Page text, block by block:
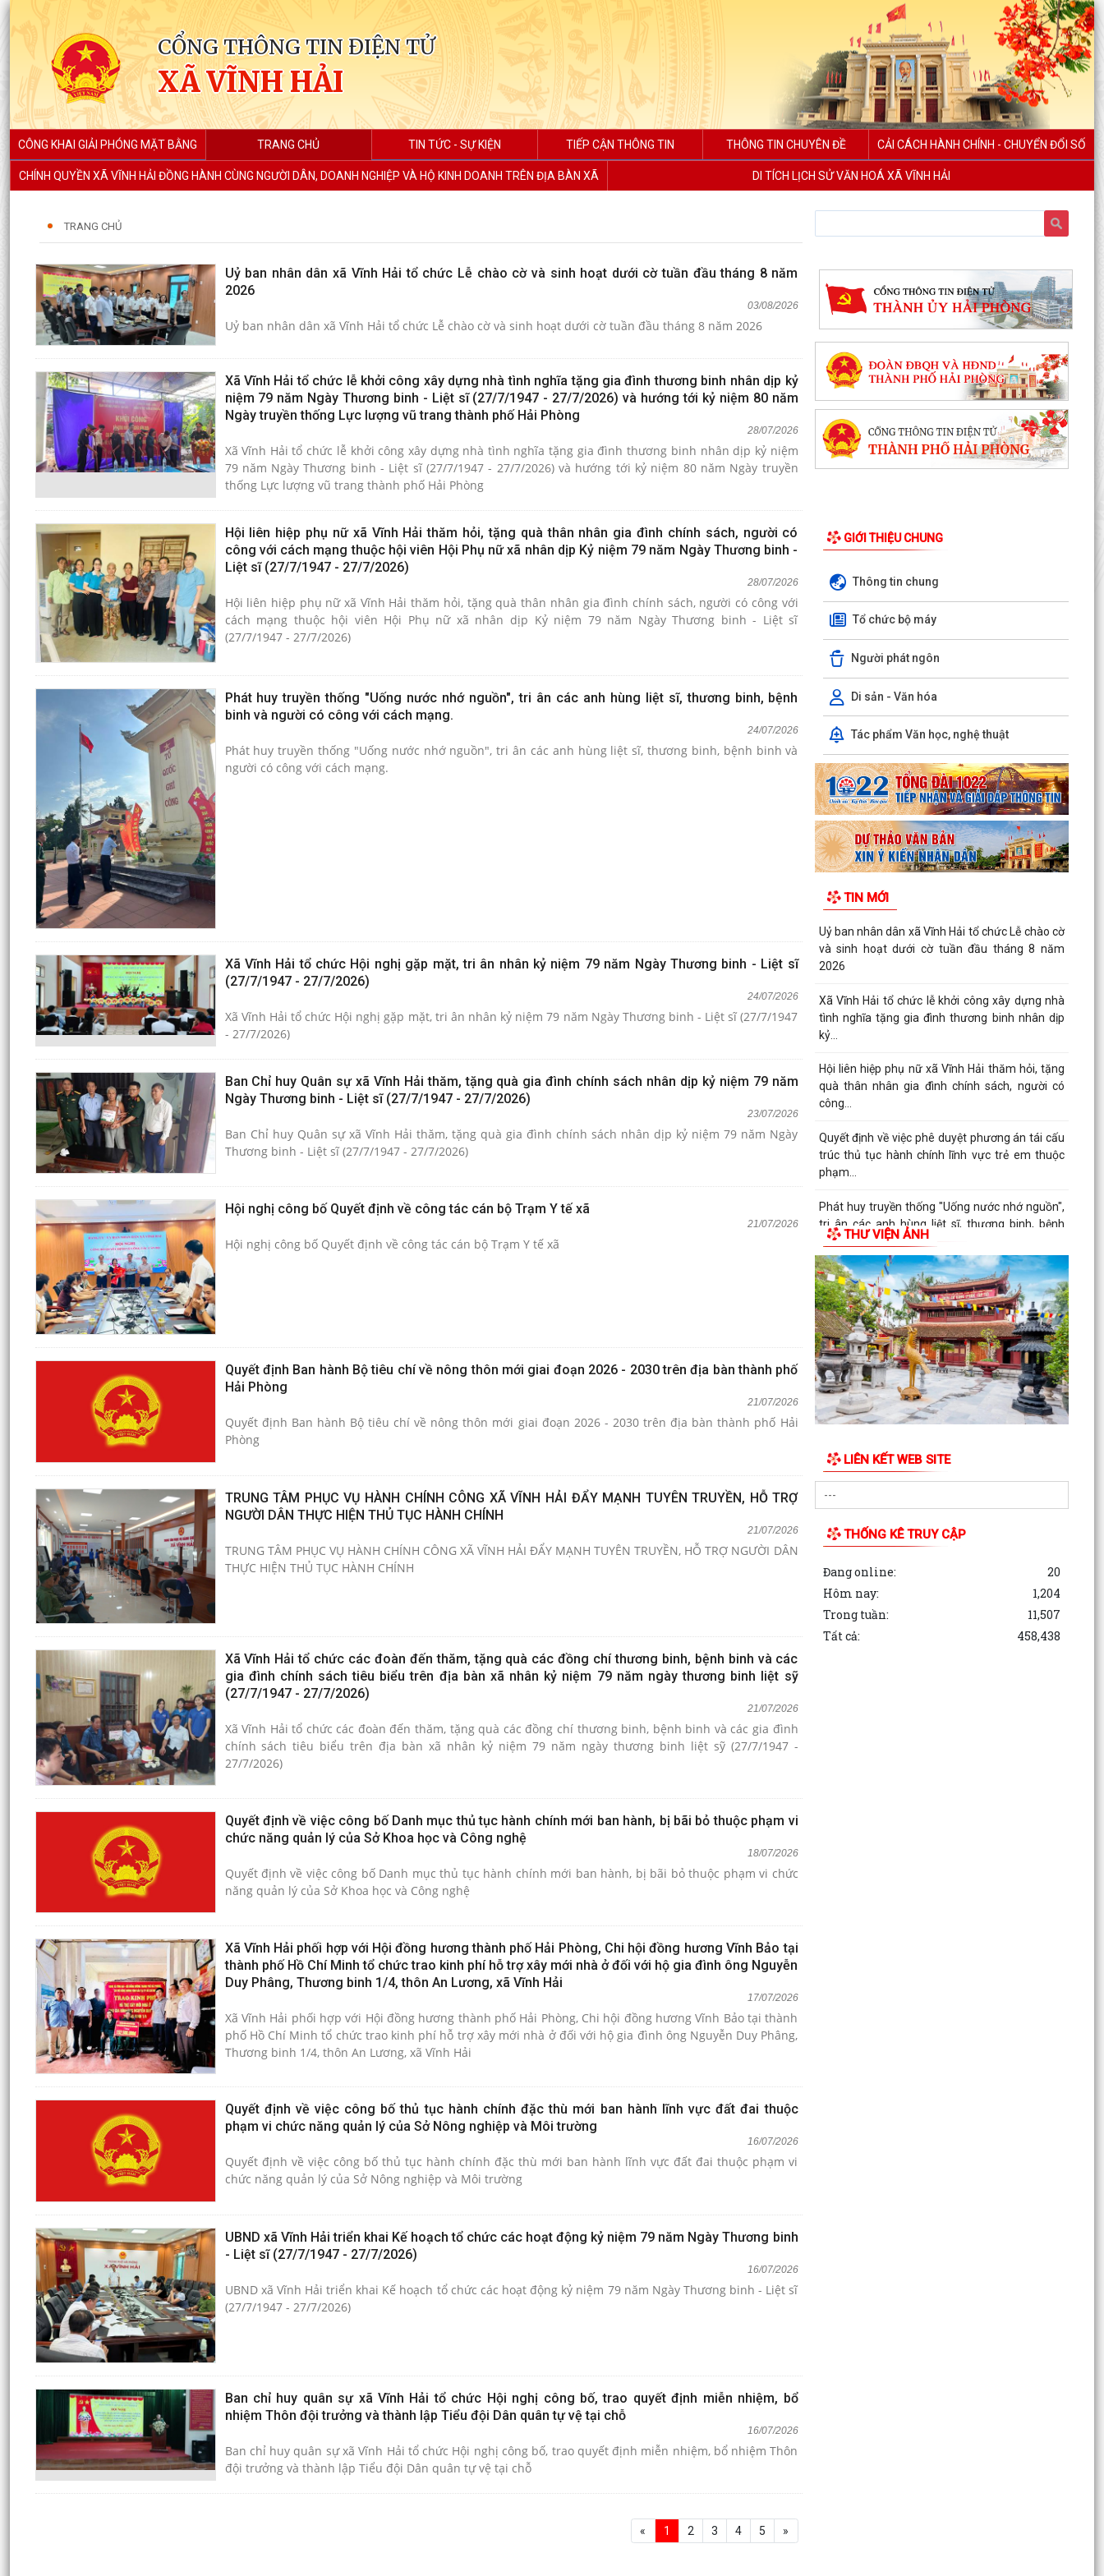
CỔNG THÔNG TIN ĐIỆN TỬ
XÃ VĨNH HẢI
CÔNG KHAI GIẢI PHÓNG MẶT BẰNG TRANG CHỦ TIN TỨC - SỰ KIỆN TIẾP CẬN THÔNG TIN THÔNG TIN CHUYÊN ĐỀ CẢI CÁCH HÀNH CHÍNH - CHUYỂN ĐỔI SỐ
CHÍNH QUYỀN XÃ VĨNH HẢI ĐỒNG HÀNH CÙNG NGƯỜI DÂN, DOANH NGHIỆP VÀ HỘ KINH DOANH TRÊN ĐỊA BÀN XÃ DI TÍCH LỊCH SỬ VĂN HOÁ XÃ VĨNH HẢI
TRANG CHỦ
Uỷ ban nhân dân xã Vĩnh Hải tổ chức Lễ chào cờ và sinh hoạt dưới cờ tuần đầu tháng 8 năm
2026
03/08/2026
Uỷ ban nhân dân xã Vĩnh Hải tổ chức Lễ chào cờ và sinh hoạt dưới cờ tuần đầu tháng 8 năm 2026
Xã Vĩnh Hải tổ chức lễ khởi công xây dựng nhà tình nghĩa tặng gia đình thương binh nhân dịp kỷ
niệm 79 năm Ngày Thương binh - Liệt sĩ (27/7/1947 - 27/7/2026) và hướng tới kỷ niệm 80 năm
Ngày truyền thống Lực lượng vũ trang thành phố Hải Phòng
28/07/2026
Xã Vĩnh Hải tổ chức lễ khởi công xây dựng nhà tình nghĩa tặng gia đình thương binh nhân dịp kỷ niệm
79 năm Ngày Thương binh - Liệt sĩ (27/7/1947 - 27/7/2026) và hướng tới kỷ niệm 80 năm Ngày truyền
thống Lực lượng vũ trang thành phố Hải Phòng
Hội liên hiệp phụ nữ xã Vĩnh Hải thăm hỏi, tặng quà thân nhân gia đình chính sách, người có
công với cách mạng thuộc hội viên Hội Phụ nữ xã nhân dịp Kỷ niệm 79 năm Ngày Thương binh -
Liệt sĩ (27/7/1947 - 27/7/2026)
28/07/2026
Hội liên hiệp phụ nữ xã Vĩnh Hải thăm hỏi, tặng quà thân nhân gia đình chính sách, người có công với
cách mạng thuộc hội viên Hội Phụ nữ xã nhân dịp Kỷ niệm 79 năm Ngày Thương binh - Liệt sĩ
(27/7/1947 - 27/7/2026)
Phát huy truyền thống "Uống nước nhớ nguồn", tri ân các anh hùng liệt sĩ, thương binh, bệnh
binh và người có công với cách mạng.
24/07/2026
Phát huy truyền thống "Uống nước nhớ nguồn", tri ân các anh hùng liệt sĩ, thương binh, bệnh binh và
người có công với cách mạng.
Xã Vĩnh Hải tổ chức Hội nghị gặp mặt, tri ân nhân kỷ niệm 79 năm Ngày Thương binh - Liệt sĩ
(27/7/1947 - 27/7/2026)
24/07/2026
Xã Vĩnh Hải tổ chức Hội nghị gặp mặt, tri ân nhân kỷ niệm 79 năm Ngày Thương binh - Liệt sĩ (27/7/1947
- 27/7/2026)
Ban Chỉ huy Quân sự xã Vĩnh Hải thăm, tặng quà gia đình chính sách nhân dịp kỷ niệm 79 năm
Ngày Thương binh - Liệt sĩ (27/7/1947 - 27/7/2026)
23/07/2026
Ban Chỉ huy Quân sự xã Vĩnh Hải thăm, tặng quà gia đình chính sách nhân dịp kỷ niệm 79 năm Ngày
Thương binh - Liệt sĩ (27/7/1947 - 27/7/2026)
Hội nghị công bố Quyết định về công tác cán bộ Trạm Y tế xã
21/07/2026
Hội nghị công bố Quyết định về công tác cán bộ Trạm Y tế xã
Quyết định Ban hành Bộ tiêu chí về nông thôn mới giai đoạn 2026 - 2030 trên địa bàn thành phố
Hải Phòng
21/07/2026
Quyết định Ban hành Bộ tiêu chí về nông thôn mới giai đoạn 2026 - 2030 trên địa bàn thành phố Hải
Phòng
TRUNG TÂM PHỤC VỤ HÀNH CHÍNH CÔNG XÃ VĨNH HẢI ĐẨY MẠNH TUYÊN TRUYỀN, HỖ TRỢ
NGƯỜI DÂN THỰC HIỆN THỦ TỤC HÀNH CHÍNH
21/07/2026
TRUNG TÂM PHỤC VỤ HÀNH CHÍNH CÔNG XÃ VĨNH HẢI ĐẨY MẠNH TUYÊN TRUYỀN, HỖ TRỢ NGƯỜI DÂN
THỰC HIỆN THỦ TỤC HÀNH CHÍNH
Xã Vĩnh Hải tổ chức các đoàn đến thăm, tặng quà các đồng chí thương binh, bệnh binh và các
gia đình chính sách tiêu biểu trên địa bàn xã nhân kỷ niệm 79 năm ngày thương binh liệt sỹ
(27/7/1947 - 27/7/2026)
21/07/2026
Xã Vĩnh Hải tổ chức các đoàn đến thăm, tặng quà các đồng chí thương binh, bệnh binh và các gia đình
chính sách tiêu biểu trên địa bàn xã nhân kỷ niệm 79 năm ngày thương binh liệt sỹ (27/7/1947 -
27/7/2026)
Quyết định về việc công bố Danh mục thủ tục hành chính mới ban hành, bị bãi bỏ thuộc phạm vi
chức năng quản lý của Sở Khoa học và Công nghệ
18/07/2026
Quyết định về việc công bố Danh mục thủ tục hành chính mới ban hành, bị bãi bỏ thuộc phạm vi chức
năng quản lý của Sở Khoa học và Công nghệ
Xã Vĩnh Hải phối hợp với Hội đồng hương thành phố Hải Phòng, Chi hội đồng hương Vĩnh Bảo tại
thành phố Hồ Chí Minh tổ chức trao kinh phí hỗ trợ xây mới nhà ở đối với hộ gia đình ông Nguyễn
Duy Phâng, Thương binh 1/4, thôn An Lương, xã Vĩnh Hải
17/07/2026
Xã Vĩnh Hải phối hợp với Hội đồng hương thành phố Hải Phòng, Chi hội đồng hương Vĩnh Bảo tại thành
phố Hồ Chí Minh tổ chức trao kinh phí hỗ trợ xây mới nhà ở đối với hộ gia đình ông Nguyễn Duy Phâng,
Thương binh 1/4, thôn An Lương, xã Vĩnh Hải
Quyết định về việc công bố thủ tục hành chính đặc thù mới ban hành lĩnh vực đất đai thuộc
phạm vi chức năng quản lý của Sở Nông nghiệp và Môi trường
16/07/2026
Quyết định về việc công bố thủ tục hành chính đặc thù mới ban hành lĩnh vực đất đai thuộc phạm vi
chức năng quản lý của Sở Nông nghiệp và Môi trường
UBND xã Vĩnh Hải triển khai Kế hoạch tổ chức các hoạt động kỷ niệm 79 năm Ngày Thương binh
- Liệt sĩ (27/7/1947 - 27/7/2026)
16/07/2026
UBND xã Vĩnh Hải triển khai Kế hoạch tổ chức các hoạt động kỷ niệm 79 năm Ngày Thương binh - Liệt sĩ
(27/7/1947 - 27/7/2026)
Ban chỉ huy quân sự xã Vĩnh Hải tổ chức Hội nghị công bố, trao quyết định miễn nhiệm, bổ
nhiệm Thôn đội trưởng và thành lập Tiểu đội Dân quân tự vệ tại chỗ
16/07/2026
Ban chỉ huy quân sự xã Vĩnh Hải tổ chức Hội nghị công bố, trao quyết định miễn nhiệm, bổ nhiệm Thôn
đội trưởng và thành lập Tiểu đội Dân quân tự vệ tại chỗ
« 1 2 3 4 5 »
GIỚI THIỆU CHUNG
Thông tin chung
Tổ chức bộ máy
Người phát ngôn
Di sản - Văn hóa
Tác phẩm Văn học, nghệ thuật
TIN MỚI
Uỷ ban nhân dân xã Vĩnh Hải tổ chức Lễ chào cờ
và sinh hoạt dưới cờ tuần đầu tháng 8 năm
2026
Xã Vĩnh Hải tổ chức lễ khởi công xây dựng nhà
tình nghĩa tặng gia đình thương binh nhân dịp
kỷ...
Hội liên hiệp phụ nữ xã Vĩnh Hải thăm hỏi, tặng
quà thân nhân gia đình chính sách, người có
công...
Quyết định về việc phê duyệt phương án tái cấu
trúc thủ tục hành chính lĩnh vực trẻ em thuộc
phạm...
Phát huy truyền thống "Uống nước nhớ nguồn",
tri ân các anh hùng liệt sĩ, thương binh, bệnh
binh và...
Xã Vĩnh Hải tổ chức Hội nghị gặp mặt, tri ân
nhân kỷ niệm 79 năm Ngày Thương binh - Liệt
sĩ...
THƯ VIỆN ẢNH
LIÊN KẾT WEB SITE
THỐNG KÊ TRUY CẬP
Đang online:
20
Hôm nay:
1,204
Trong tuần:
11,507
Tất cả:
458,438